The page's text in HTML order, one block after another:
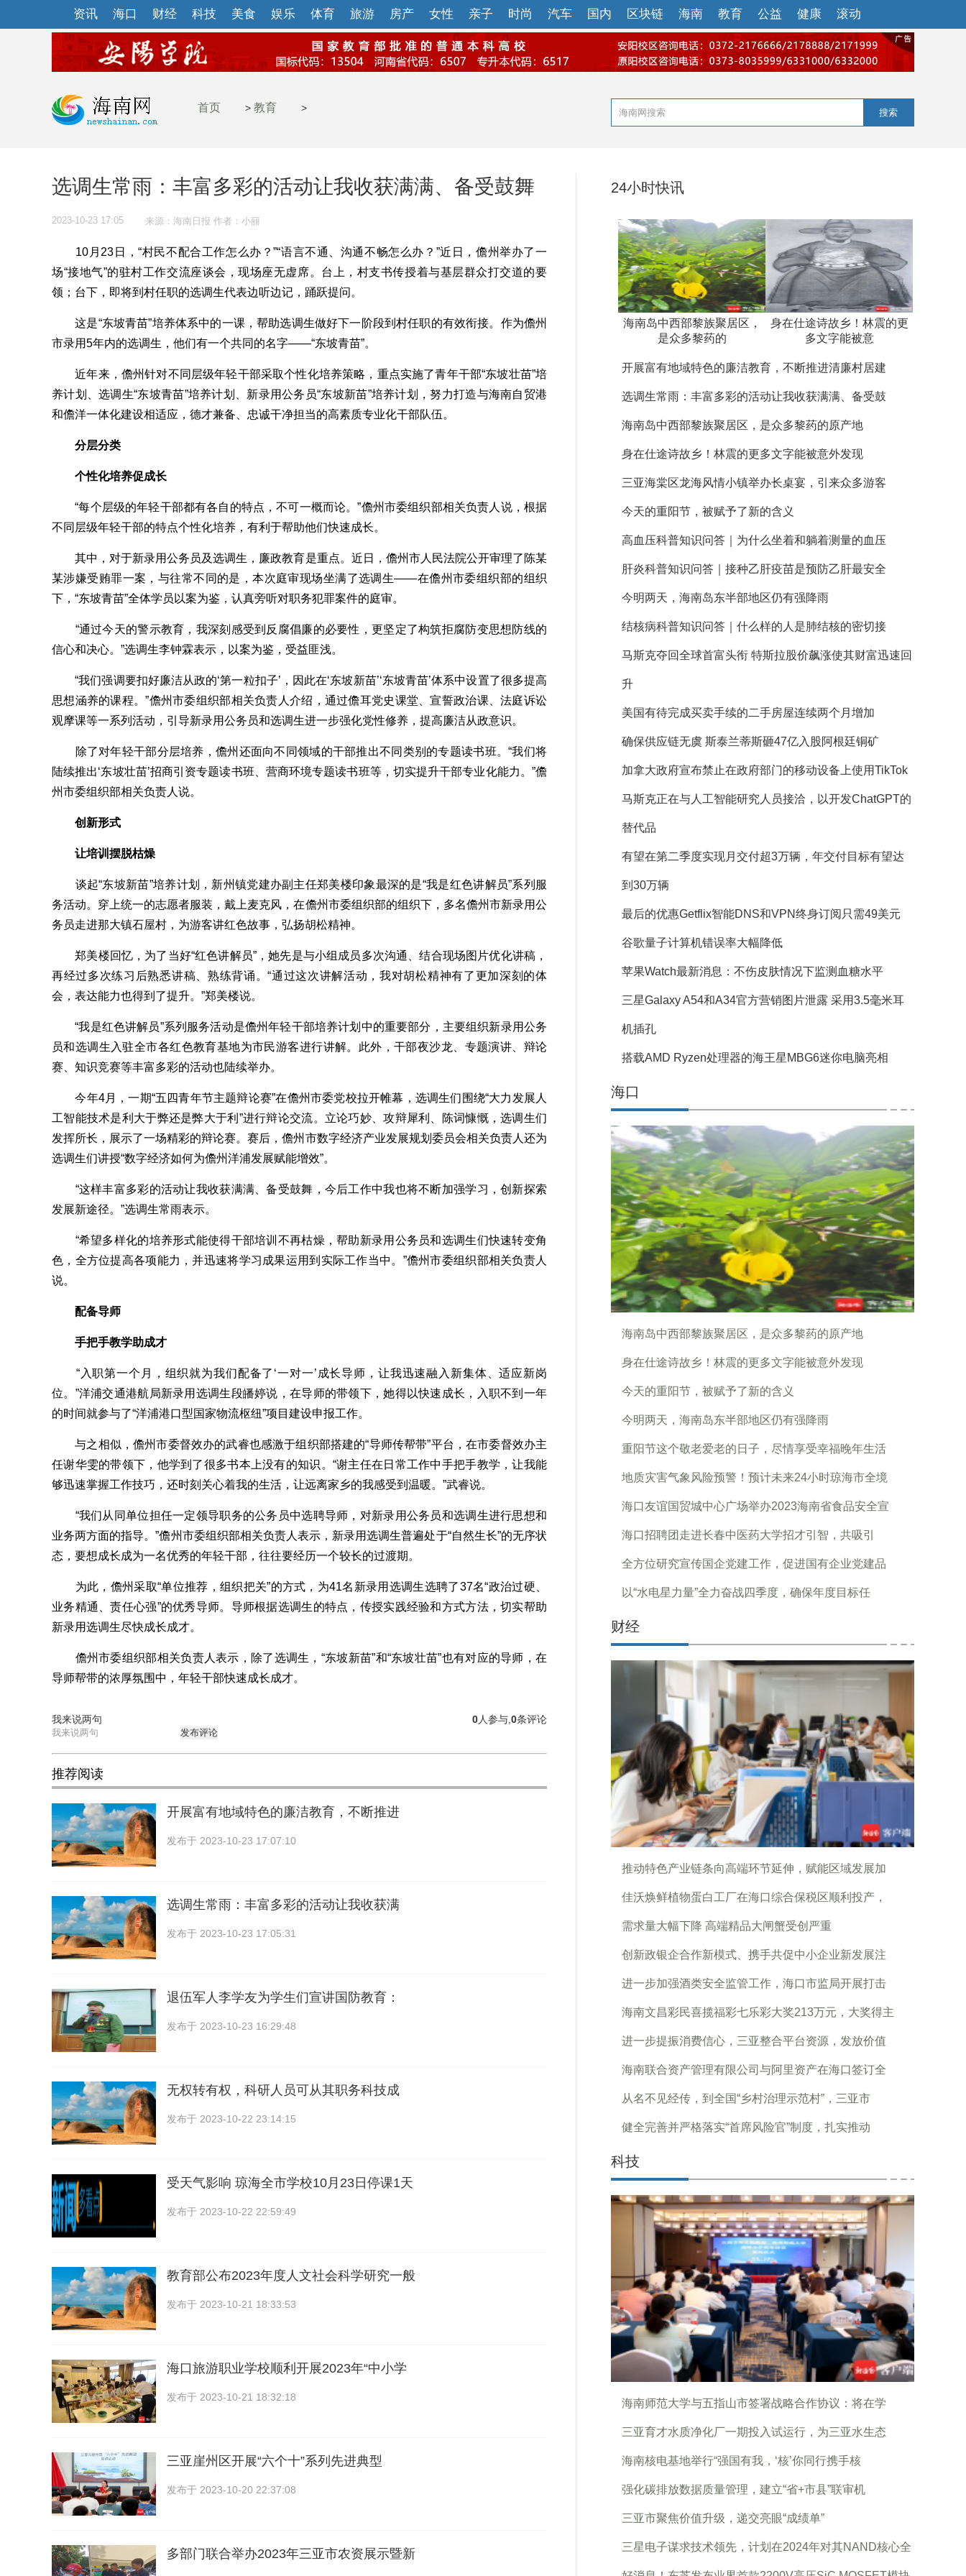
资讯 海口 财经 科技 美食 娱乐 体育 旅游 房产 女性 亲子 时尚 汽车 国内 区块链 海南 教育 公益 健康 滚动
首页 > 教育 > 搜索
选调生常雨：丰富多彩的活动让我收获满满、备受鼓舞
2023-10-23 17:05 来源：海南日报 作者：小丽
10月23日，“村民不配合工作怎么办？”“语言不通、沟通不畅怎么办？”近日，儋州举办了一
场“接地气”的驻村工作交流座谈会，现场座无虚席。台上，村支书传授着与基层群众打交道的要
领；台下，即将到村任职的选调生代表边听边记，踊跃提问。
这是“东坡青苗”培养体系中的一课，帮助选调生做好下一阶段到村任职的有效衔接。作为儋州
市录用5年内的选调生，他们有一个共同的名字——“东坡青苗”。
近年来，儋州针对不同层级年轻干部采取个性化培养策略，重点实施了青年干部“东坡壮苗”培
养计划、选调生“东坡青苗”培养计划、新录用公务员“东坡新苗”培养计划，努力打造与海南自贸港
和儋洋一体化建设相适应，德才兼备、忠诚干净担当的高素质专业化干部队伍。
分层分类
个性化培养促成长
“每个层级的年轻干部都有各自的特点，不可一概而论。”儋州市委组织部相关负责人说，根据
不同层级年轻干部的特点个性化培养，有利于帮助他们快速成长。
其中，对于新录用公务员及选调生，廉政教育是重点。近日，儋州市人民法院公开审理了陈某
某涉嫌受贿罪一案，与往常不同的是，本次庭审现场坐满了选调生——在儋州市委组织部的组织
下，“东坡青苗”全体学员以案为鉴，认真旁听对职务犯罪案件的庭审。
“通过今天的警示教育，我深刻感受到反腐倡廉的必要性，更坚定了构筑拒腐防变思想防线的
信心和决心。”选调生李钟霖表示，以案为鉴，受益匪浅。
“我们强调要扣好廉洁从政的‘第一粒扣子’，因此在‘东坡新苗’‘东坡青苗’体系中设置了很多提高
思想涵养的课程。”儋州市委组织部相关负责人介绍，通过儋耳党史课堂、宣誓政治课、法庭诉讼
观摩课等一系列活动，引导新录用公务员和选调生进一步强化党性修养，提高廉洁从政意识。
除了对年轻干部分层培养，儋州还面向不同领域的干部推出不同类别的专题读书班。“我们将
陆续推出‘东坡壮苗’招商引资专题读书班、营商环境专题读书班等，切实提升干部专业化能力。”儋
州市委组织部相关负责人说。
创新形式
让培训摆脱枯燥
谈起“东坡新苗”培养计划，新州镇党建办副主任郑美楼印象最深的是“我是红色讲解员”系列服
务活动。穿上统一的志愿者服装，戴上麦克风，在儋州市委组织部的组织下，多名儋州市新录用公
务员走进那大镇石屋村，为游客讲红色故事，弘扬胡松精神。
郑美楼回忆，为了当好“红色讲解员”，她先是与小组成员多次沟通、结合现场图片优化讲稿，
再经过多次练习后熟悉讲稿、熟练背诵。“通过这次讲解活动，我对胡松精神有了更加深刻的体
会，表达能力也得到了提升。”郑美楼说。
“我是红色讲解员”系列服务活动是儋州年轻干部培养计划中的重要部分，主要组织新录用公务
员和选调生入驻全市各红色教育基地为市民游客进行讲解。此外，干部夜沙龙、专题演讲、辩论
赛、知识竞赛等丰富多彩的活动也陆续举办。
今年4月，一期“五四青年节主题辩论赛”在儋州市委党校拉开帷幕，选调生们围绕“大力发展人
工智能技术是利大于弊还是弊大于利”进行辩论交流。立论巧妙、攻辩犀利、陈词慷慨，选调生们
发挥所长，展示了一场精彩的辩论赛。赛后，儋州市数字经济产业发展规划委员会相关负责人还为
选调生们讲授“数字经济如何为儋州洋浦发展赋能增效”。
“这样丰富多彩的活动让我收获满满、备受鼓舞，今后工作中我也将不断加强学习，创新探索
发展新途径。”选调生常雨表示。
“希望多样化的培养形式能使得干部培训不再枯燥，帮助新录用公务员和选调生们快速转变角
色，全方位提高各项能力，并迅速将学习成果运用到实际工作当中。”儋州市委组织部相关负责人
说。
配备导师
手把手教学助成才
“入职第一个月，组织就为我们配备了‘一对一’成长导师，让我迅速融入新集体、适应新岗
位。”洋浦交通港航局新录用选调生段皤婷说，在导师的带领下，她得以快速成长，入职不到一年
的时间就参与了“洋浦港口型国家物流枢纽”项目建设申报工作。
与之相似，儋州市委督效办的武睿也感激于组织部搭建的“导师传帮带”平台，在市委督效办主
任谢华雯的带领下，他学到了很多书本上没有的知识。“谢主任在日常工作中手把手教学，让我能
够迅速掌握工作技巧，还时刻关心着我的生活，让远离家乡的我感受到温暖。”武睿说。
“我们从同单位担任一定领导职务的公务员中选聘导师，对新录用公务员和选调生进行思想和
业务两方面的指导。”儋州市委组织部相关负责人表示，新录用选调生普遍处于“自然生长”的无序状
态，要想成长成为一名优秀的年轻干部，往往要经历一个较长的过渡期。
为此，儋州采取“单位推荐，组织把关”的方式，为41名新录用选调生选聘了37名“政治过硬、
业务精通、责任心强”的优秀导师。导师根据选调生的特点，传授实践经验和方式方法，切实帮助
新录用选调生尽快成长成才。
儋州市委组织部相关负责人表示，除了选调生，“东坡新苗”和“东坡壮苗”也有对应的导师，在
导师帮带的浓厚氛围中，年轻干部快速成长成才。
我来说两句 0条评论
0人参与,
发布评论
推荐阅读
开展富有地域特色的廉洁教育，不断推进
发布于 2023-10-23 17:07:10
选调生常雨：丰富多彩的活动让我收获满
发布于 2023-10-23 17:05:31
退伍军人李学友为学生们宣讲国防教育：
发布于 2023-10-23 16:29:48
无权转有权，科研人员可从其职务科技成
发布于 2023-10-22 23:14:15
受天气影响 琼海全市学校10月23日停课1天
发布于 2023-10-22 22:59:49
教育部公布2023年度人文社会科学研究一般
发布于 2023-10-21 18:33:53
海口旅游职业学校顺利开展2023年“中小学
发布于 2023-10-21 18:32:18
三亚崖州区开展“六个十”系列先进典型
发布于 2023-10-20 22:37:08
多部门联合举办2023年三亚市农资展示暨新
24小时快讯
海南岛中西部黎族聚居区，
是众多黎药的
身在仕途诗故乡！林震的更
多文字能被意
开展富有地域特色的廉洁教育，不断推进清廉村居建
选调生常雨：丰富多彩的活动让我收获满满、备受鼓
海南岛中西部黎族聚居区，是众多黎药的原产地
身在仕途诗故乡！林震的更多文字能被意外发现
三亚海棠区龙海风情小镇举办长桌宴，引来众多游客
今天的重阳节，被赋予了新的含义
高血压科普知识问答｜为什么坐着和躺着测量的血压
肝炎科普知识问答｜接种乙肝疫苗是预防乙肝最安全
今明两天，海南岛东半部地区仍有强降雨
结核病科普知识问答｜什么样的人是肺结核的密切接
马斯克夺回全球首富头衔 特斯拉股价飙涨使其财富迅速回
升
美国有待完成买卖手续的二手房屋连续两个月增加
确保供应链无虞 斯泰兰蒂斯砸47亿入股阿根廷铜矿
加拿大政府宣布禁止在政府部门的移动设备上使用TikTok
马斯克正在与人工智能研究人员接洽，以开发ChatGPT的
替代品
有望在第二季度实现月交付超3万辆，年交付目标有望达
到30万辆
最后的优惠Getflix智能DNS和VPN终身订阅只需49美元
谷歌量子计算机错误率大幅降低
苹果Watch最新消息：不伤皮肤情况下监测血糖水平
三星Galaxy A54和A34官方营销图片泄露 采用3.5毫米耳
机插孔
搭载AMD Ryzen处理器的海王星MBG6迷你电脑亮相
海口
海南岛中西部黎族聚居区，是众多黎药的原产地
身在仕途诗故乡！林震的更多文字能被意外发现
今天的重阳节，被赋予了新的含义
今明两天，海南岛东半部地区仍有强降雨
重阳节这个敬老爱老的日子，尽情享受幸福晚年生活
地质灾害气象风险预警！预计未来24小时琼海市全境
海口友谊国贸城中心广场举办2023海南省食品安全宣
海口招聘团走进长春中医药大学招才引智，共吸引
全方位研究宣传国企党建工作，促进国有企业党建品
以“水电星力量”全力奋战四季度，确保年度目标任
财经
推动特色产业链条向高端环节延伸，赋能区域发展加
佳沃焕鲜植物蛋白工厂在海口综合保税区顺利投产，
需求量大幅下降 高端精品大闸蟹受创严重
创新政银企合作新模式、携手共促中小企业新发展注
进一步加强酒类安全监管工作，海口市监局开展打击
海南文昌彩民喜揽福彩七乐彩大奖213万元，大奖得主
进一步提振消费信心，三亚整合平台资源，发放价值
海南联合资产管理有限公司与阿里资产在海口签订全
从名不见经传，到全国“乡村治理示范村”，三亚市
健全完善并严格落实“首席风险官”制度，扎实推动
科技
海南师范大学与五指山市签署战略合作协议：将在学
三亚育才水质净化厂一期投入试运行，为三亚水生态
海南核电基地举行“强国有我，‘核’你同行携手核
强化碳排放数据质量管理，建立“省+市县”联审机
三亚市聚焦价值升级，递交亮眼“成绩单”
三星电子谋求技术领先，计划在2024年对其NAND核心全